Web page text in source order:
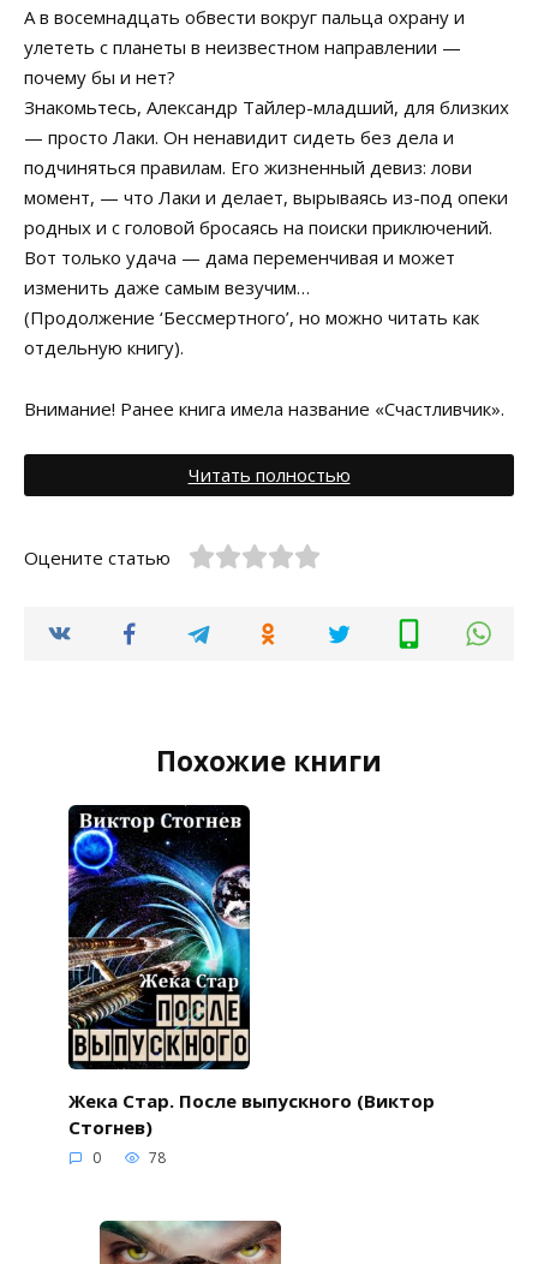
А в восемнадцать обвести вокруг пальца охрану и
улететь с планеты в неизвестном направлении —
почему бы и нет?
Знакомьтесь, Александр Тайлер-младший, для близких
— просто Лаки. Он ненавидит сидеть без дела и
подчиняться правилам. Его жизненный девиз: лови
момент, — что Лаки и делает, вырываясь из-под опеки
родных и с головой бросаясь на поиски приключений.
Вот только удача — дама переменчивая и может
изменить даже самым везучим…
(Продолжение ‘Бессмертного’, но можно читать как
отдельную книгу).
Внимание! Ранее книга имела название «Счастливчик».
Читать полностью
Оцените статью
Похожие книги
Жека Стар. После выпускного (Виктор
Стогнев)
0 78